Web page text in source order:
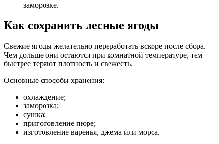
заморозке.
Как сохранить лесные ягоды
Свежие ягоды желательно переработать вскоре после сбора.
Чем дольше они остаются при комнатной температуре, тем
быстрее теряют плотность и свежесть.
Основные способы хранения:
охлаждение;
заморозка;
сушка;
приготовление пюре;
изготовление варенья, джема или морса.